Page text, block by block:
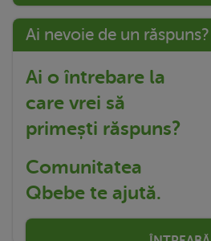
Ai nevoie de un răspuns?
Ai o întrebare la
care vrei să
primești răspuns?
Comunitatea
Qbebe te ajută.